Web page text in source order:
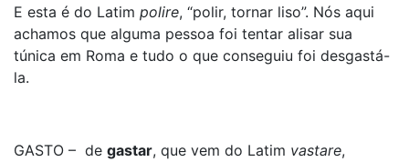
E esta é do Latim polire, “polir, tornar liso”. Nós aqui
achamos que alguma pessoa foi tentar alisar sua
túnica em Roma e tudo o que conseguiu foi desgastá-
la.
GASTO – de gastar, que vem do Latim vastare,